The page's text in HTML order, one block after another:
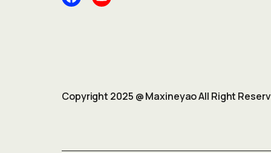
Copyright 2025 @ Maxineyao All Right